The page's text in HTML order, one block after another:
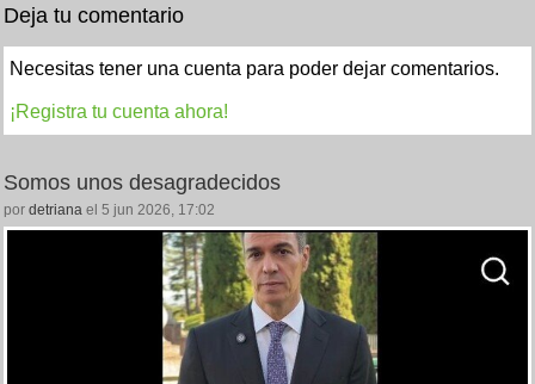
Deja tu comentario
Necesitas tener una cuenta para poder dejar comentarios.
¡Registra tu cuenta ahora!
Somos unos desagradecidos
por detriana el 5 jun 2026, 17:02